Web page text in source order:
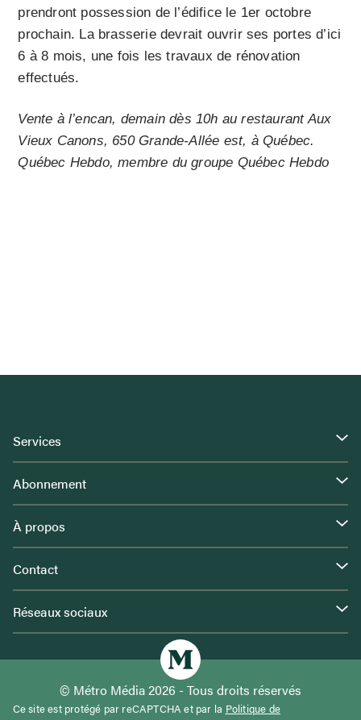
prendront possession de l’édifice le 1er octobre
prochain. La brasserie devrait ouvrir ses portes d’ici
6 à 8 mois, une fois les travaux de rénovation
effectués.
Vente à l’encan, demain dès 10h au restaurant Aux
Vieux Canons, 650 Grande-Allée est, à Québec.
Québec Hebdo, membre du groupe Québec Hebdo
Services
Abonnement
À propos
Contact
Réseaux sociaux
© Métro Média 2026 - Tous droits réservés
Ce site est protégé par reCAPTCHA et par la Politique de